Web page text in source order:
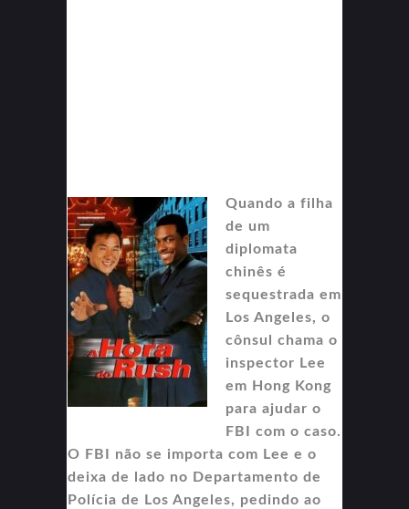
Quando a filha
de um
diplomata
chinês é
sequestrada em
Los Angeles, o
cônsul chama o
inspector Lee
em Hong Kong
para ajudar o
FBI com o caso.
O FBI não se importa com Lee e o
deixa de lado no Departamento de
Polícia de Los Angeles, pedindo ao